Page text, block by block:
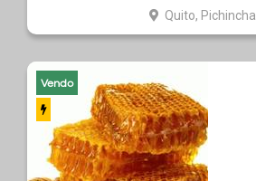
Quito, Pichincha
Vendo